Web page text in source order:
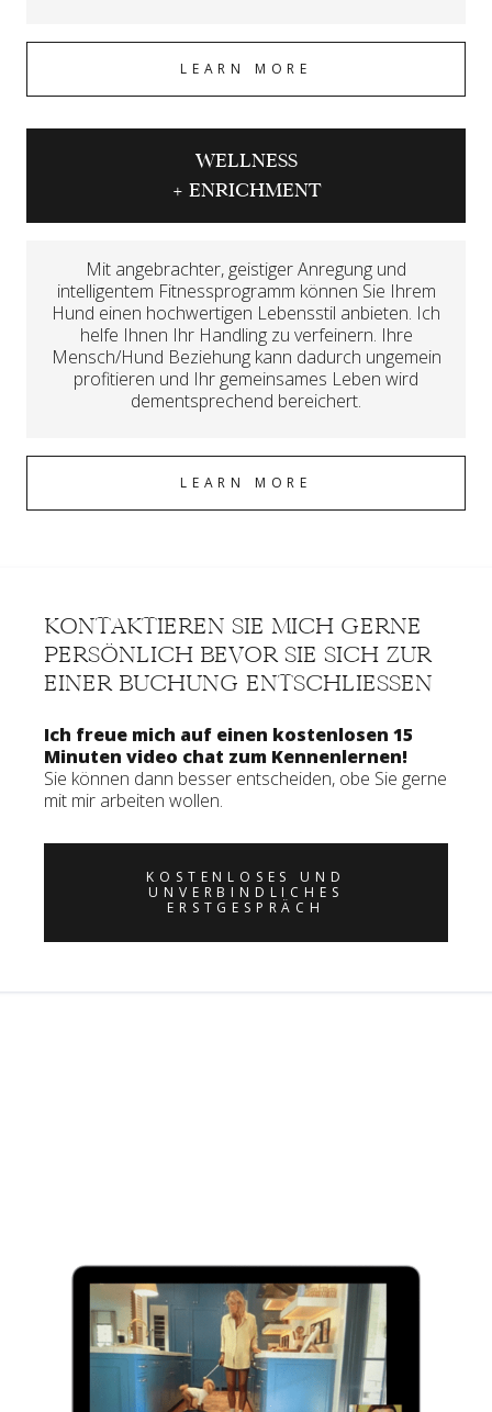
LEARN MORE
WELLNESS
+ ENRICHMENT
Mit angebrachter, geistiger Anregung und
intelligentem Fitnessprogramm können Sie Ihrem
Hund einen hochwertigen Lebensstil anbieten. Ich
helfe Ihnen Ihr Handling zu verfeinern. Ihre
Mensch/Hund Beziehung kann dadurch ungemein
profitieren und Ihr gemeinsames Leben wird
dementsprechend bereichert.
LEARN MORE
KONTAKTIEREN SIE MICH GERNE
PERSÖNLICH BEVOR SIE SICH ZUR
EINER BUCHUNG ENTSCHLIESSEN
Ich freue mich auf einen kostenlosen 15
Minuten video chat zum Kennenlernen!
Sie können dann besser entscheiden, obe Sie gerne
mit mir arbeiten wollen.
KOSTENLOSES UND
UNVERBINDLICHES
ERSTGESPRÄCH